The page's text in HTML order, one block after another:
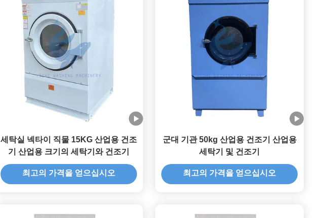
세탁실 넥타이 직물 15KG 산업용 건조
기 산업용 크기의 세탁기와 건조기
최고의 가격을 얻으십시오
군대 기관 50kg 산업용 건조기 산업용
세탁기 및 건조기
최고의 가격을 얻으십시오